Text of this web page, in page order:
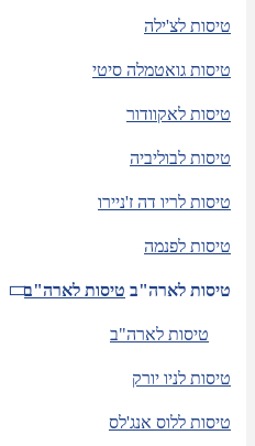
טיסות לצ'ילה
טיסות גואטמלה סיטי
טיסות לאקוודור
טיסות לבוליביה
טיסות לריו דה ז'ניירו
טיסות לפנמה
טיסות לארה"ב טיסות לארה"ב
טיסות לארה"ב
טיסות לניו יורק
טיסות ללוס אנג'לס